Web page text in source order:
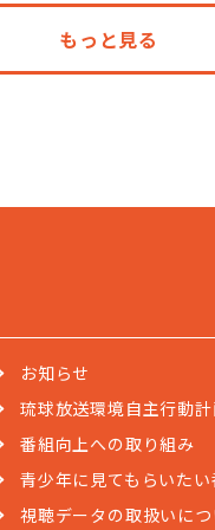
もっと見る
お知らせ
琉球放送環境自主行動
番組向上への取り組み
青少年に見てもらいたい
視聴データの取扱いにつ